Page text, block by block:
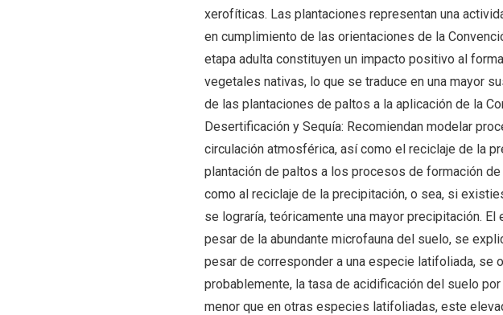
xerofíticas. Las plantaciones representan una
en cumplimiento de las orientaciones de la
etapa adulta constituyen un impacto positivo al
vegetales nativas, lo que se traduce en una mayor
de las plantaciones de paltos a la aplicación de la
Desertificación y Sequía: Recomiendan modelar
circulación atmosférica, así como el reciclaje de la
plantación de paltos a los procesos de formación
como al reciclaje de la precipitación, o sea, si
se lograría, teóricamente una mayor precipitación.
pesar de la abundante microfauna del suelo, se
pesar de corresponder a una especie latifoliada, se
probablemente, la tasa de acidificación del suelo
menor que en otras especies latifoliadas, este